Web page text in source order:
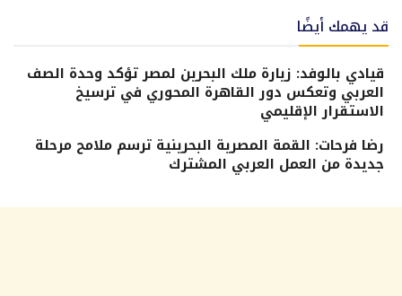
قد يهمك أيضًا
قيادي بالوفد: زيارة ملك البحرين لمصر تؤكد وحدة الصف
العربي وتعكس دور القاهرة المحوري في ترسيخ
الاستقرار الإقليمي
رضا فرحات: القمة المصرية البحرينية ترسم ملامح مرحلة
جديدة من العمل العربي المشترك